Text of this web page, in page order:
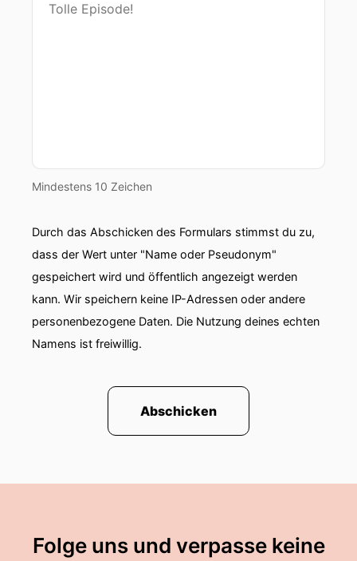
Mindestens 10 Zeichen
Durch das Abschicken des Formulars stimmst du zu,
dass der Wert unter "Name oder Pseudonym"
gespeichert wird und öffentlich angezeigt werden
kann. Wir speichern keine IP-Adressen oder andere
personenbezogene Daten. Die Nutzung deines echten
Namens ist freiwillig.
Abschicken
Folge uns und verpasse keine